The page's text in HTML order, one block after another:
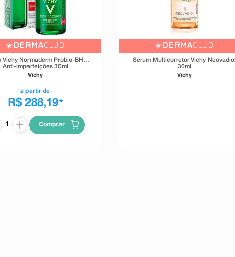
DERMACLUB
Vichy Normaderm Probio-BHA
Anti-imperfeições 30ml
Vichy
a partir de
R$ 288,19*
Comprar
DERMACLUB
Sérum Multicorretor Vichy Neovadiol
30ml
Vichy